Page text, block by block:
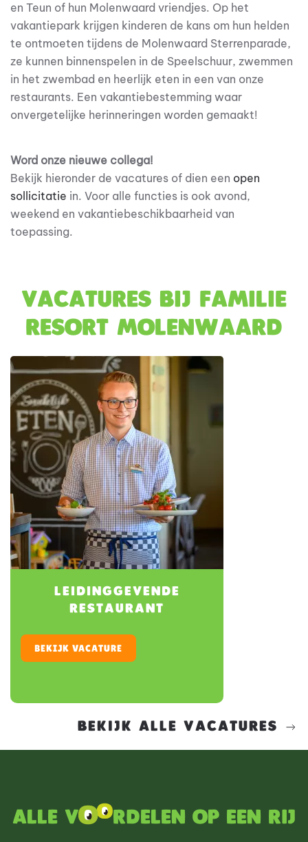
en Teun of hun Molenwaard vriendjes. Op het
vakantiepark krijgen kinderen de kans om hun helden
te ontmoeten tijdens de Molenwaard Sterrenparade,
ze kunnen binnenspelen in de Speelschuur, zwemmen
in het zwembad en heerlijk eten in een van onze
restaurants. Een vakantiebestemming waar
onvergetelijke herinneringen worden gemaakt!
Word onze nieuwe collega!
Bekijk hieronder de vacatures of dien een open
sollicitatie in. Voor alle functies is ook avond,
weekend en vakantiebeschikbaarheid van
toepassing.
Vacatures bij Familie
Resort Molenwaard
LEIDINGGEVENDE
RESTAURANT
BEKIJK VACATURE
BEKIJK ALLE VACATURES
Alle v rdelen op een rij